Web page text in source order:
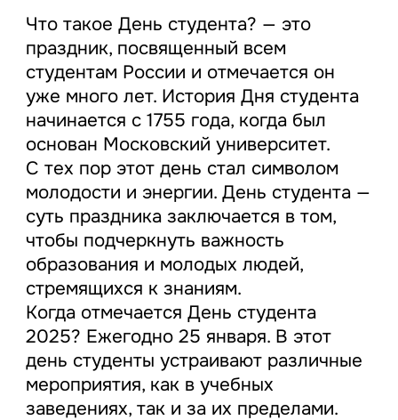
Что такое День студента? — это
праздник, посвященный всем
студентам России и отмечается он
уже много лет. История Дня студента
начинается с 1755 года, когда был
основан Московский университет.
С тех пор этот день стал символом
молодости и энергии. День студента —
суть праздника заключается в том,
чтобы подчеркнуть важность
образования и молодых людей,
стремящихся к знаниям.
Когда отмечается День студента
2025? Ежегодно 25 января. В этот
день студенты устраивают различные
мероприятия, как в учебных
заведениях, так и за их пределами.